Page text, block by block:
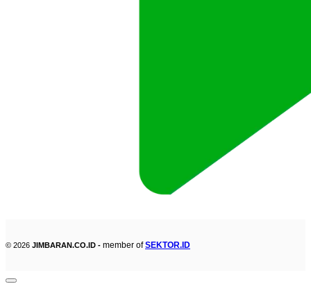
© 2026 JIMBARAN.CO.ID - member ofSEKTOR.ID